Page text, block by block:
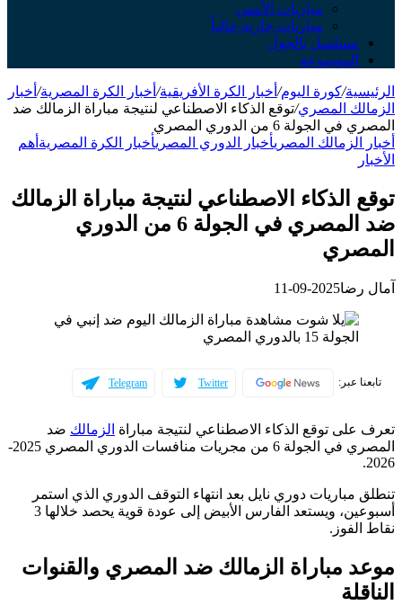
مباريات الأمس
مباريات جارية حالياً
مسلسل بالجول
الموسوعة
الرئيسية/كورة اليوم/ أخبار الكرة الأفريقية/ أخبار الكرة المصرية/ أخبار
الزمالك المصري/توقع الذكاء الاصطناعي لنتيجة مباراة الزمالك ضد
المصري في الجولة 6 من الدوري المصري
أخبار الزمالك المصريأخبار الدوري المصريأخبار الكرة المصرية أهم
الأخبار
توقع الذكاء الاصطناعي لنتيجة مباراة الزمالك
ضد المصري في الجولة 6 من الدوري
المصري
آمال رضا2025-09-11
تابعنا عبر: Twitter
Telegram
تعرف على توقع الذكاء الاصطناعي لنتيجة مباراة الزمالك ضد
المصري في الجولة 6 من مجريات منافسات الدوري المصري 2025-
2026.
تنطلق مباريات دوري نايل بعد انتهاء التوقف الدوري الذي استمر
أسبوعين، ويستعد الفارس الأبيض إلى عودة قوية يحصد خلالها 3
نقاط الفوز.
موعد مباراة الزمالك ضد المصري والقنوات
الناقلة